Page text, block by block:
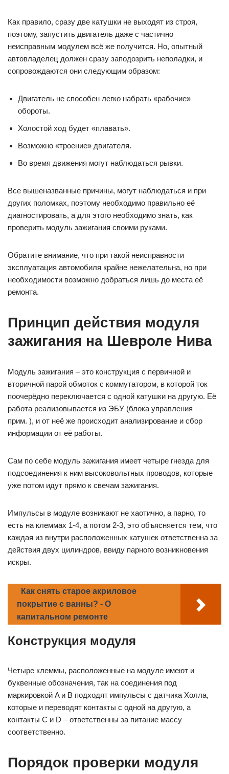
Как правило, сразу две катушки не выходят из строя,
поэтому, запустить двигатель даже с частично
неисправным модулем всё же получится. Но, опытный
автовладелец должен сразу заподозрить неполадки, и
сопровождаются они следующим образом:
Двигатель не способен легко набрать «рабочие»
обороты.
Холостой ход будет «плавать».
Возможно «троение» двигателя.
Во время движения могут наблюдаться рывки.
Все вышеназванные причины, могут наблюдаться и при
других поломках, поэтому необходимо правильно её
диагностировать, а для этого необходимо знать, как
проверить модуль зажигания своими руками.
Обратите внимание, что при такой неисправности
эксплуатация автомобиля крайне нежелательна, но при
необходимости возможно добраться лишь до места её
ремонта.
Принцип действия модуля
зажигания на Шевроле Нива
Модуль зажигания – это конструкция с первичной и
вторичной парой обмоток с коммутатором, в которой ток
поочерёдно переключается с одной катушки на другую. Её
работа реализовывается из ЭБУ (блока управления —
прим. ), и от неё же происходит анализирование и сбор
информации от её работы.
Сам по себе модуль зажигания имеет четыре гнезда для
подсоединения к ним высоковольтных проводов, которые
уже потом идут прямо к свечам зажигания.
Импульсы в модуле возникают не хаотично, а парно, то
есть на клеммах 1-4, а потом 2-3, это объясняется тем, что
каждая из внутри расположенных катушек ответственна за
действия двух цилиндров, ввиду парного возникновения
искры.
Как снять старое акриловое
покрытие с ванны? - О
капитальном ремонте
Конструкция модуля
Четыре клеммы, расположенные на модуле имеют и
буквенные обозначения, так на соединения под
маркировкой A и B подходят импульсы с датчика Холла,
которые и переводят контакты с одной на другую, а
контакты C и D – ответственны за питание массу
соответственно.
Порядок проверки модуля